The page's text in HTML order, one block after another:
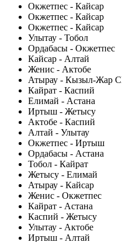
Окжетпес - Кайсар
Окжетпес - Кайсар
Окжетпес - Кайсар
Улытау - Тобол
Ордабасы - Окжетпес
Кайсар - Алтай
Женис - Актобе
Атырау - Кызыл-Жар
Кайрат - Каспий
Елимай - Астана
Иртыш - Жетысу
Актобе - Каспий
Алтай - Улытау
Окжетпес - Иртыш
Ордабасы - Астана
Тобол - Кайрат
Жетысу - Елимай
Атырау - Кайсар
Женис - Окжетпес
Кайрат - Астана
Каспий - Жетысу
Улытау - Актобе
Иртыш - Алтай